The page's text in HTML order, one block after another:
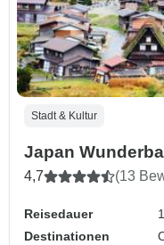
Stadt & Kultur
Japan
4,7 (13
Reisedauer
Destinationen